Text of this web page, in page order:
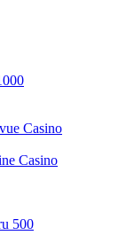
Casino
Casino
500